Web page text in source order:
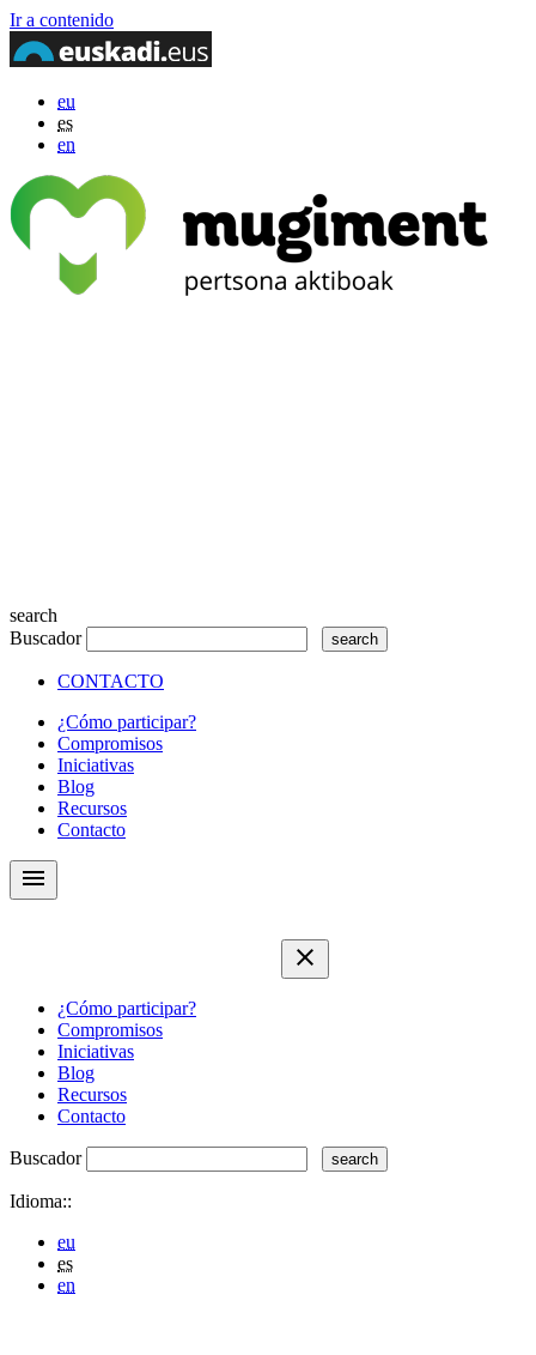
Ir a contenido
eu
es
en
search
Buscador
CONTACTO
¿Cómo participar?
Compromisos
Iniciativas
Blog
Recursos
Contacto
menu
close
¿Cómo participar?
Compromisos
Iniciativas
Blog
Recursos
Contacto
Buscador
Idioma::
eu
es
en